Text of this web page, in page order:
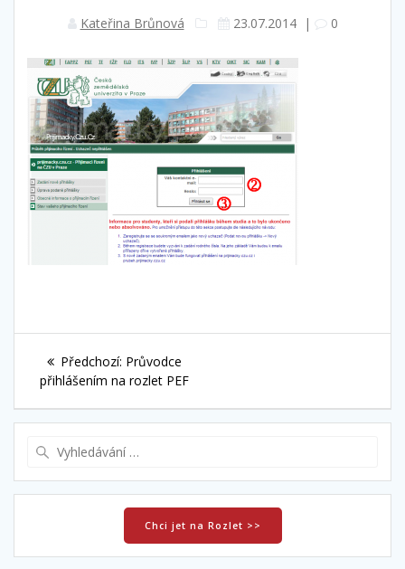
Kateřina Brůnová 23.07.2014| 0
Navigace
pro
příspěvek
Předchozí: Předchozí
příspěvek:
Průvodce
přihlášením na rozlet PEF
Chci jet na Rozlet >>